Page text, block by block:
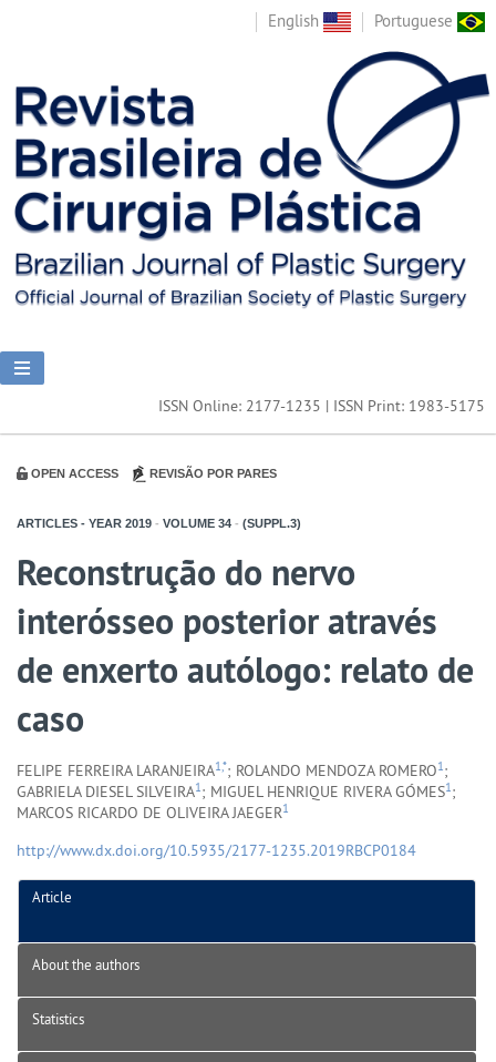
English Portuguese
ISSN Online: 2177-1235 | ISSN Print: 1983-5175
OPEN ACCESS REVISÃO POR PARES
ARTICLES - YEAR 2019 - VOLUME 34 - (SUPPL.3)
Reconstrução do nervo
interósseo posterior através
de enxerto autólogo: relato de
caso
FELIPE FERREIRA LARANJEIRA1,*; ROLANDO MENDOZA ROMERO1;
GABRIELA DIESEL SILVEIRA1; MIGUEL HENRIQUE RIVERA GÓMES1;
MARCOS RICARDO DE OLIVEIRA JAEGER1
http://www.dx.doi.org/10.5935/2177-1235.2019RBCP0184
Article
About the authors
Statistics